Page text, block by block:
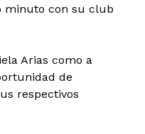
minuto con su club
Arias como a
de
respectivos